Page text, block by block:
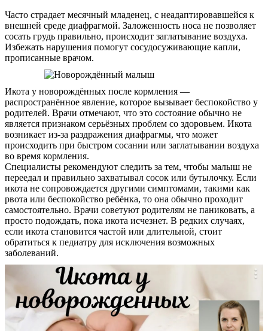
Часто страдает месячный младенец, с неадаптировавшейся к
внешней среде диафрагмой. Заложенность носа не позволяет
сосать грудь правильно, происходит заглатывание воздуха.
Избежать нарушения помогут сосудосуживающие капли,
прописанные врачом.
Икота у новорождённых после кормления —
распространённое явление, которое вызывает беспокойство у
родителей. Врачи отмечают, что это состояние обычно не
является признаком серьёзных проблем со здоровьем. Икота
возникает из-за раздражения диафрагмы, что может
происходить при быстром сосании или заглатывании воздуха
во время кормления.
Специалисты рекомендуют следить за тем, чтобы малыш не
переедал и правильно захватывал сосок или бутылочку. Если
икота не сопровождается другими симптомами, такими как
рвота или беспокойство ребёнка, то она обычно проходит
самостоятельно. Врачи советуют родителям не паниковать, а
просто подождать, пока икота исчезнет. В редких случаях,
если икота становится частой или длительной, стоит
обратиться к педиатру для исключения возможных
заболеваний.